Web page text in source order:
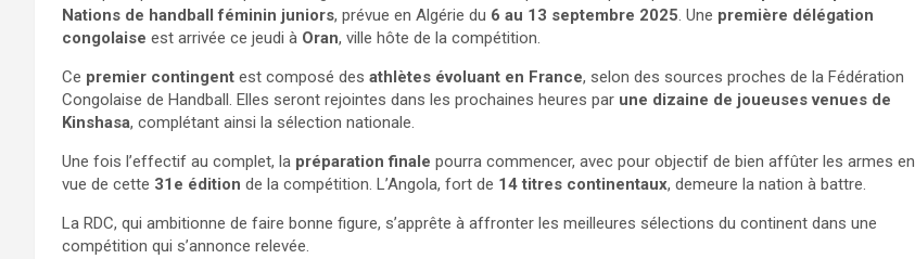
Nations de handball féminin juniors, prévue en Algérie du 6 au 13 septembre 2025. Une première délégation
congolaise est arrivée ce jeudi à Oran, ville hôte de la compétition.
Ce premier contingent est composé des athlètes évoluant en France, selon des sources proches de la Fédération
Congolaise de Handball. Elles seront rejointes dans les prochaines heures par une dizaine de joueuses venues de
Kinshasa, complétant ainsi la sélection nationale.
Une fois l’effectif au complet, la préparation finale pourra commencer, avec pour objectif de bien affûter les armes en
vue de cette 31e édition de la compétition. L’Angola, fort de 14 titres continentaux, demeure la nation à battre.
La RDC, qui ambitionne de faire bonne figure, s’apprête à affronter les meilleures sélections du continent dans une
compétition qui s’annonce relevée.